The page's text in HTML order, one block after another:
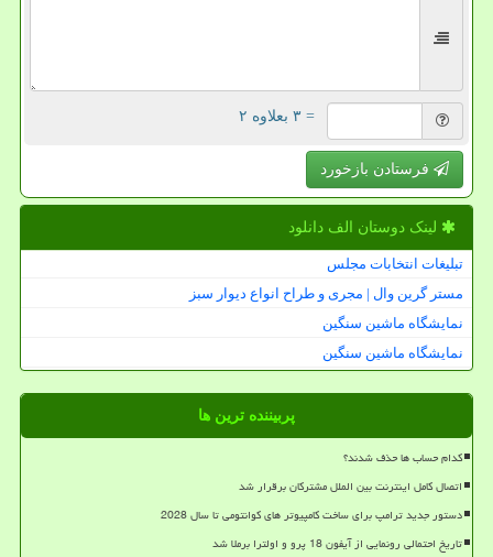
= ۳ بعلاوه ۲
فرستادن بازخورد
لینک دوستان الف دانلود
تبلیغات انتخابات مجلس
مستر گرین وال | مجری و طراح انواع دیوار سبز
نمایشگاه ماشین سنگین
نمایشگاه ماشین سنگین
پربیننده ترین ها
کدام حساب ها حذف شدند؟
اتصال کامل اینترنت بین الملل مشترکان برقرار شد
دستور جدید ترامپ برای ساخت کامپیوتر های کوانتومی تا سال 2028
تاریخ احتمالی رونمایی از آیفون 18 پرو و اولترا برملا شد